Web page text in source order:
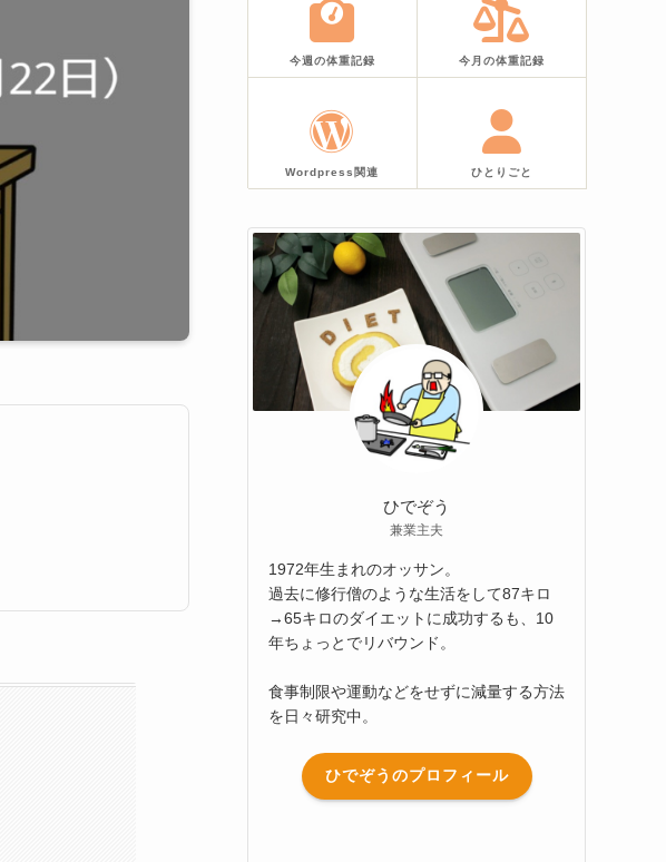
今週の体重記録 今月の体重記録
Wordpress関連 ひとりごと
ひでぞう
兼業主夫
1972年生まれのオッサン。
過去に修行僧のような生活をして87キロ
→65キロのダイエットに成功するも、10
年ちょっとでリバウンド。
食事制限や運動などをせずに減量する方法
を日々研究中。
ひでぞうのプロフィール